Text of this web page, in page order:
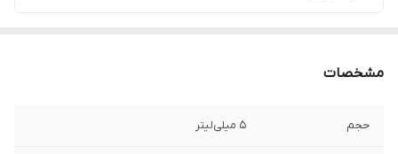
مشخصات
حجم 5 میلی‌لیتر